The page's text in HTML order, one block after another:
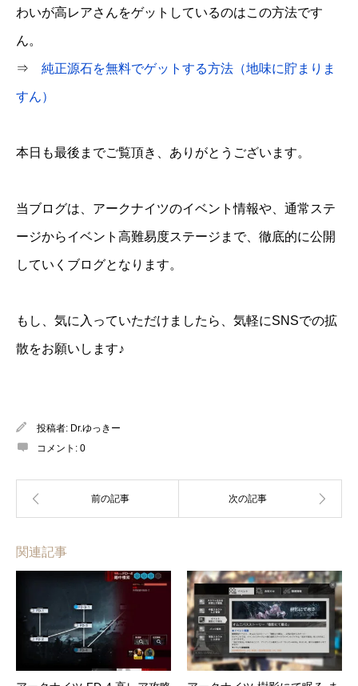
わいが高レアさんをゲットしているのはこの方法です
ん。
⇒ 純正源石を無料でゲットする方法（地味に貯まりま
すん）
本日も最後までご覧頂き、ありがとうございます。
当ブログは、アークナイツのイベント情報や、通常ステ
ージからイベント高難易度ステージまで、徹底的に公開
していくブログとなります。
もし、気に入っていただけましたら、気軽にSNSでの拡
散をお願いします♪
投稿者: Dr.ゆっきー
コメント: 0
関連記事